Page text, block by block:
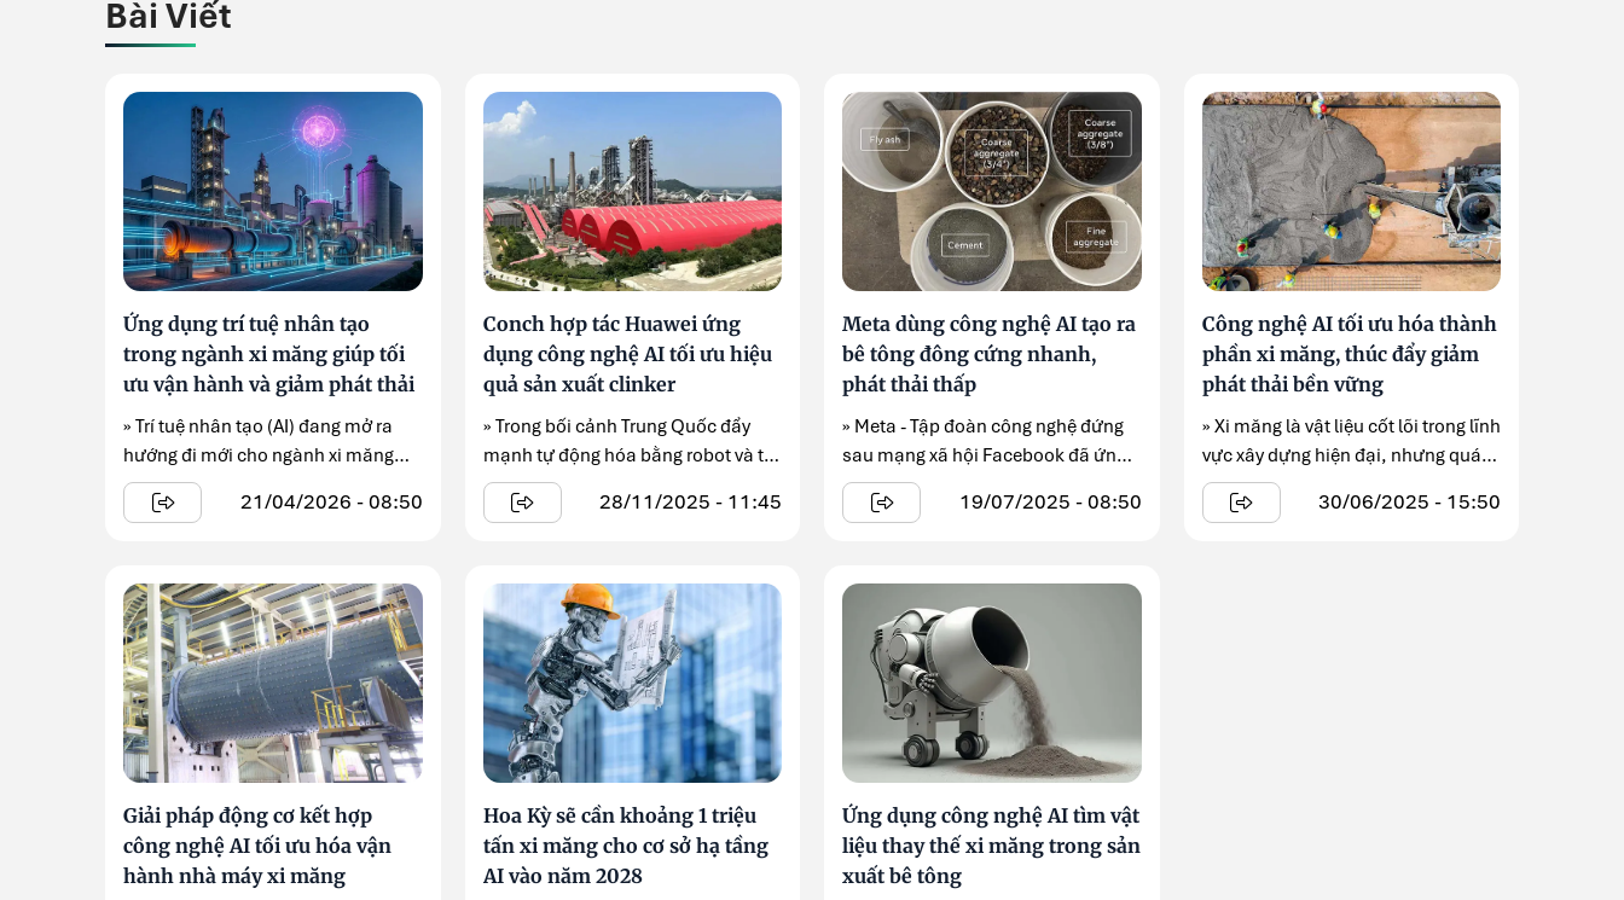
Bài Viết
Ứng dụng trí tuệ nhân tạo
trong ngành xi măng giúp tối
ưu vận hành và giảm phát thải
» Trí tuệ nhân tạo (AI) đang mở ra
hướng đi mới cho ngành xi măng
khi giúp tối ưu ...
21/04/2026 - 08:50
Conch hợp tác Huawei ứng
dụng công nghệ AI tối ưu hiệu
quả sản xuất clinker
» Trong bối cảnh Trung Quốc đẩy
mạnh tự động hóa bằng robot và trí
tuệ nhân tạo ...
28/11/2025 - 11:45
Meta dùng công nghệ AI tạo ra
bê tông đông cứng nhanh,
phát thải thấp
» Meta - Tập đoàn công nghệ đứng
sau mạng xã hội Facebook đã ứng
dụng trí ...
19/07/2025 - 08:50
Công nghệ AI tối ưu hóa thành
phần xi măng, thúc đẩy giảm
phát thải bền vững
» Xi măng là vật liệu cốt lõi trong lĩnh
vực xây dựng hiện đại, nhưng quá
...
30/06/2025 - 15:50
Giải pháp động cơ kết hợp
công nghệ AI tối ưu hóa vận
hành nhà máy xi măng
Hoa Kỳ sẽ cần khoảng 1 triệu
tấn xi măng cho cơ sở hạ tầng
AI vào năm 2028
Ứng dụng công nghệ AI tìm vật
liệu thay thế xi măng trong sản
xuất bê tông